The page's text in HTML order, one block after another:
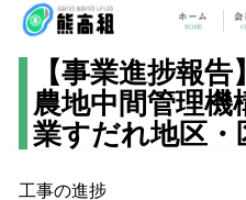
【事業進捗報
農地中間管理機
業すだれ地区
工事の進捗